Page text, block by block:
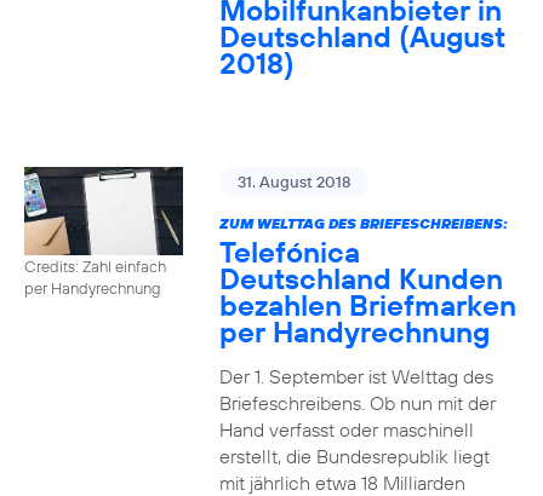
Mobilfunkanbieter in
Deutschland (August
2018)
Credits: Zahl einfach
per Handyrechnung
31. August 2018
ZUM WELTTAG DES BRIEFESCHREIBENS:
Telefónica
Deutschland Kunden
bezahlen Briefmarken
per Handyrechnung
Der 1. September ist Welttag des
Briefeschreibens. Ob nun mit der
Hand verfasst oder maschinell
erstellt, die Bundesrepublik liegt
mit jährlich etwa 18 Milliarden